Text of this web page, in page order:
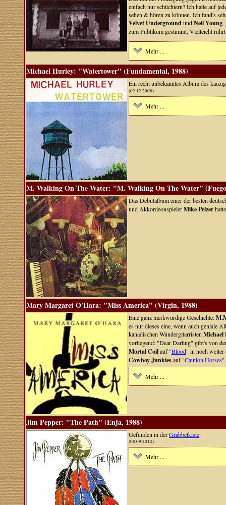
einfach nur schüchtern? Ich hatte auf
sehen & hören zu können. Ich fand's
Velvet UndergroundundNeil Young.
zum Publikum gestimmt. Vielleicht
Mehr ...
Michael Hurley: "Watertower" (Fundamental, 1988)
Ein recht unbekanntes Album des
(02.12.2008)
Mehr ...
M. Walking On The Water: "M. Walking On The Water"
Das Debütalbum einer der besten
und AkkordeonspielerMike Pelzer
Mary Margaret O'Hara: "Miss America" (Virgin, 1988)
Eine ganz merkwürdige Geschichte:
es nur dieses eine, wenn auch geniale
kanadischen Wundergitarristen Michael
vorliegend: "Dear Darling" gibt's von
Mortal Coilauf "Blood" in noch weiter
Cowboy Junkiesauf "Caution Horses"
Mehr ...
Jim Pepper: "The Path" (Enja, 1988)
Gefunden in derGrabbelkiste.
(08.09.2012)
Mehr ...